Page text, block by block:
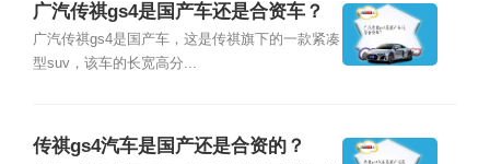
广汽传祺gs4是国产车还是合资车？
广汽传祺gs4是国产车，这是传祺旗下的一款紧凑
型suv，该车的长宽高分...
传祺gs4汽车是国产还是合资的？